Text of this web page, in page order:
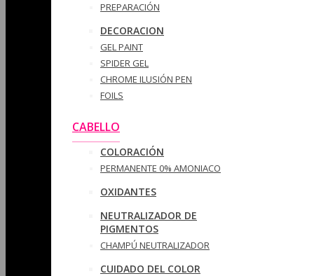
PREPARACIÓN
DECORACION
GEL PAINT
SPIDER GEL
CHROME ILUSIÓN PEN
FOILS
CABELLO
COLORACIÓN
PERMANENTE 0% AMONIACO
OXIDANTES
NEUTRALIZADOR DE
PIGMENTOS
CHAMPÚ NEUTRALIZADOR
CUIDADO DEL COLOR